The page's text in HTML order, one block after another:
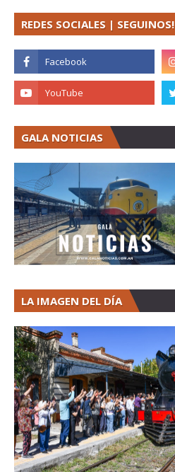
REDES SOCIALES | SEGUINOS!
GALA NOTICIAS
LA IMAGEN DEL DÍA